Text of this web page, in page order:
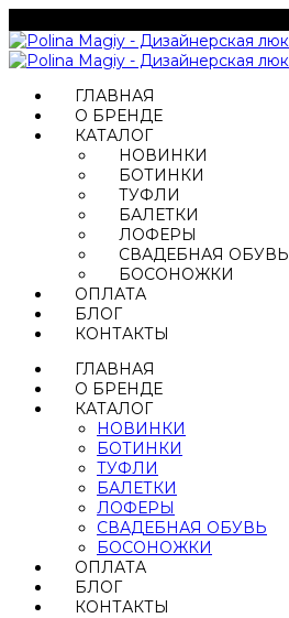
ГЛАВНАЯ
О БРЕНДЕ
КАТАЛОГ
НОВИНКИ
БОТИНКИ
ТУФЛИ
БАЛЕТКИ
ЛОФЕРЫ
СВАДЕБНАЯ ОБУВЬ
БОСОНОЖКИ
ОПЛАТА
БЛОГ
КОНТАКТЫ
ГЛАВНАЯ
О БРЕНДЕ
КАТАЛОГ
НОВИНКИ
БОТИНКИ
ТУФЛИ
БАЛЕТКИ
ЛОФЕРЫ
СВАДЕБНАЯ ОБУВЬ
БОСОНОЖКИ
ОПЛАТА
БЛОГ
КОНТАКТЫ